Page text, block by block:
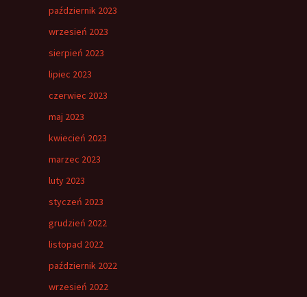
październik 2023
wrzesień 2023
sierpień 2023
lipiec 2023
czerwiec 2023
maj 2023
kwiecień 2023
marzec 2023
luty 2023
styczeń 2023
grudzień 2022
listopad 2022
październik 2022
wrzesień 2022